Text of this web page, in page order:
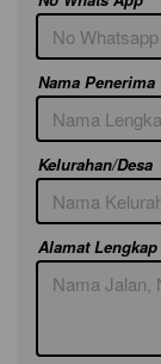
Nama Penerima
Kelurahan/Desa
Alamat Lengkap